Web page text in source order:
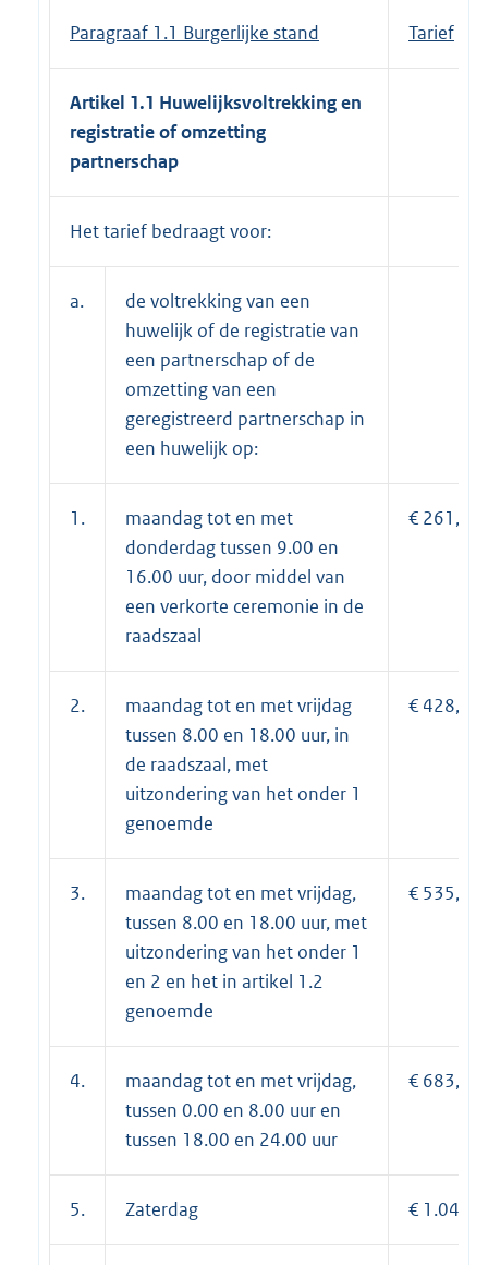
Paragraaf 1.1 Burgerlijke stand Tarief
Artikel 1.1 Huwelijksvoltrekking en
registratie of omzetting
partnerschap
Het tarief bedraagt voor:
a.
de voltrekking van een
huwelijk of de registratie van
een partnerschap of de
omzetting van een
geregistreerd partnerschap in
een huwelijk op:
1.
maandag tot en met
donderdag tussen 9.00 en
16.00 uur, door middel van
een verkorte ceremonie in de
raadszaal
€ 261,10;
2.
maandag tot en met vrijdag
tussen 8.00 en 18.00 uur, in
de raadszaal, met
uitzondering van het onder 1
genoemde
€ 428,30;
3.
maandag tot en met vrijdag,
tussen 8.00 en 18.00 uur, met
uitzondering van het onder 1
en 2 en het in artikel 1.2
genoemde
€ 535,35;
4.
maandag tot en met vrijdag,
tussen 0.00 en 8.00 uur en
tussen 18.00 en 24.00 uur
€ 683,95;
5. Zaterdag €